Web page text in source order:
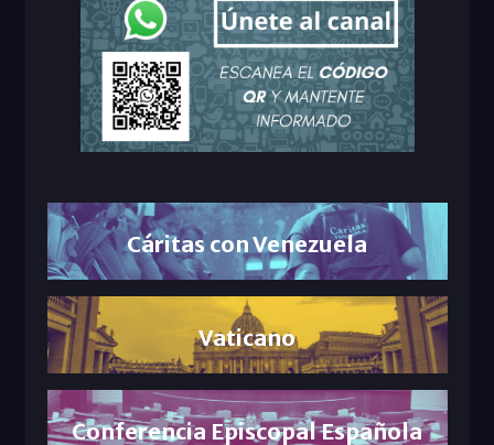
Cáritas con Venezuela
Vaticano
Conferencia Episcopal Española